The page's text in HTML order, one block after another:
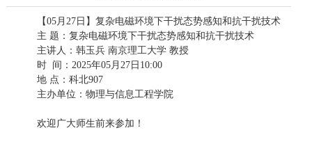
【05月27日】复杂电磁环境下干扰态势感知和抗干扰技术
主 题：复杂电磁环境下干扰态势感知和抗干扰技术
主讲人：韩玉兵 南京理工大学 教授
时 间：2025年05月27日10:00
地 点：科北907
主办单位：物理与信息工程学院
欢迎广大师生前来参加！